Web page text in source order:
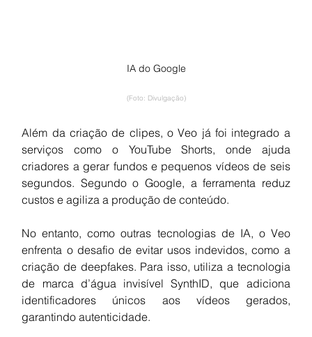
IA do Google
(Foto: Divulgação)
Além da criação de clipes, o Veo já foi integrado a
serviços como o YouTube Shorts, onde ajuda
criadores a gerar fundos e pequenos vídeos de seis
segundos. Segundo o Google, a ferramenta reduz
custos e agiliza a produção de conteúdo.
No entanto, como outras tecnologias de IA, o Veo
enfrenta o desafio de evitar usos indevidos, como a
criação de deepfakes. Para isso, utiliza a tecnologia
de marca d’água invisível SynthID, que adiciona
identificadores únicos aos vídeos gerados,
garantindo autenticidade.